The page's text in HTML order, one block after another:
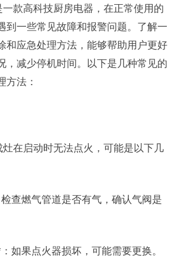
一款高科技厨房电器，在正常使用的
到一些常见故障和报警问题。了解一
和应急处理方法，能够帮助用户更好
，减少停机时间。以下是几种常见的
方法：
在启动时无法点火，可能是以下几
查燃气管道是否有气，确认气阀是
如果点火器损坏，可能需要更换。